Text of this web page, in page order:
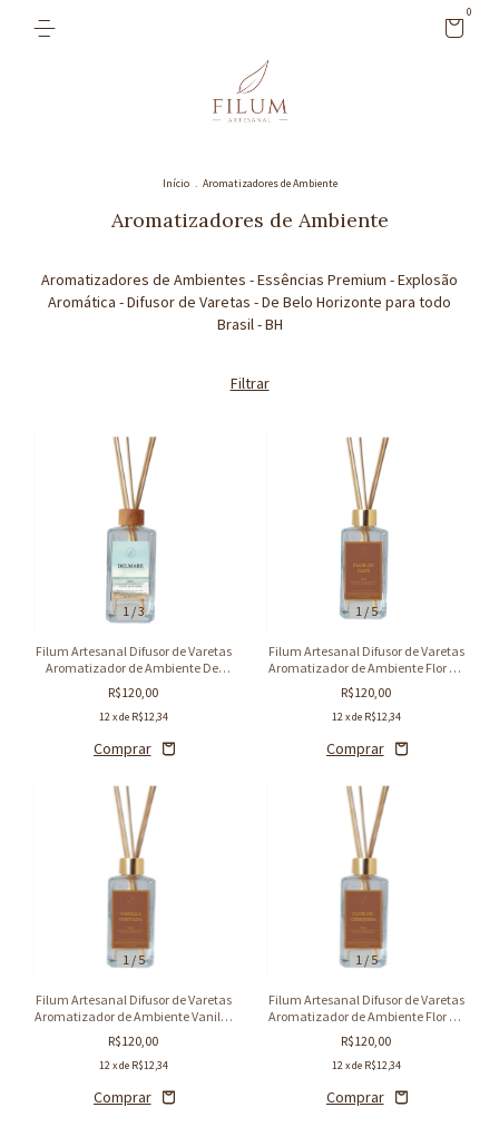
0
Início . Aromatizadores de Ambiente
Aromatizadores de Ambiente
Aromatizadores de Ambientes - Essências Premium - Explosão
Aromática - Difusor de Varetas - De Belo Horizonte para todo
Brasil - BH
Filtrar
1/3
Filum Artesanal Difusor de Varetas
Aromatizador de Ambiente Del
Mare 250ml
R$120,00
12x de R$12,34
1/ 5
Filum Artesanal Difusor de Varetas
Aromatizador de Ambiente Flor de
Café 250 ml
R$120,00
12x de R$12,34
1/ 5
Filum Artesanal Difusor de Varetas
Aromatizador de Ambiente Vanilla
Tostada 250ml
R$120,00
12x de R$12,34
1/ 5
Filum Artesanal Difusor de Varetas
Aromatizador de Ambiente Flor de
Cerejeira 250ml
R$120,00
12x de R$12,34